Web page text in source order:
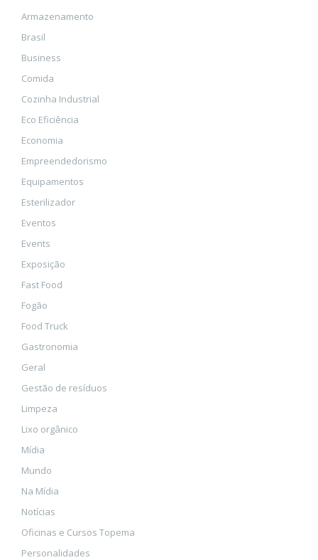
Armazenamento
Brasil
Business
Comida
Cozinha Industrial
Eco Eficiência
Economia
Empreendedorismo
Equipamentos
Esterilizador
Eventos
Events
Exposição
Fast Food
Fogão
Food Truck
Gastronomia
Geral
Gestão de resíduos
Limpeza
Lixo orgânico
Mídia
Mundo
Na Mídia
Notícias
Oficinas e Cursos Topema
Personalidades